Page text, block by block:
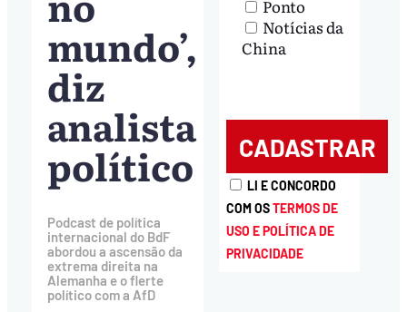
mundo’,
diz
analista
político
Podcast de política
internacional do BdF
abordou a ascensão da
extrema direita na
Alemanha e o flerte
político com a AfD
Ponto
Notícias da
China
LI E CONCORDO
COM OSTERMOS DE
USO E POLÍTICA DE
PRIVACIDADE